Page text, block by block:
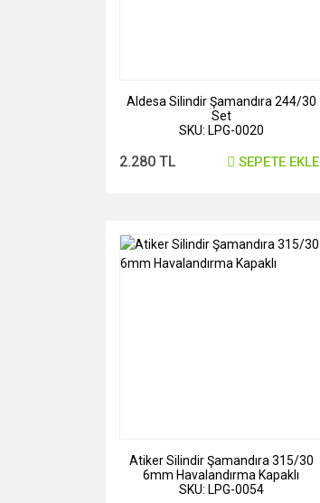
Aldesa Silindir Şamandıra 244/30
Set
SKU: LPG-0020
2.280 TL SEPETE EKLE
Atiker Silindir Şamandıra 315/30
6mm Havalandırma Kapaklı
SKU: LPG-0054